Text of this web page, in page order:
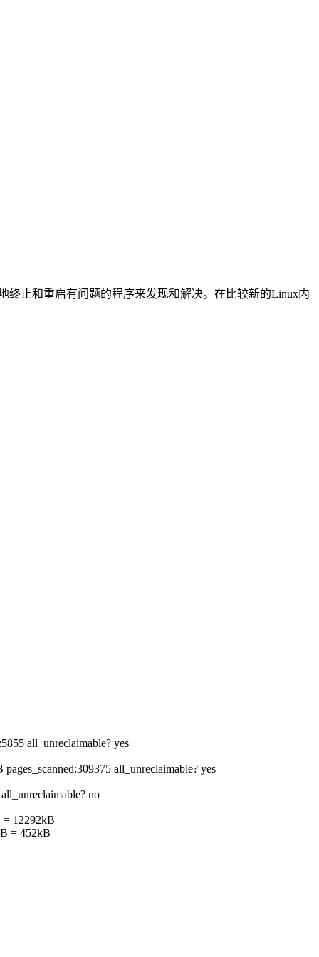
终止和重启有问题的程序来发现和解决。在比较新的Linux内
all_unreclaimable? yes
all_unreclaimable? yes
no
12292kB
= 452kB